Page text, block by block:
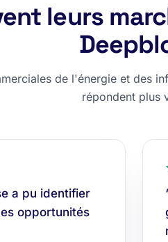
leurs
de l'énergie et des
répondent plus
a pu identifier
opportunités